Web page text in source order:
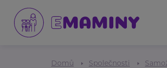
Domů Společnosti